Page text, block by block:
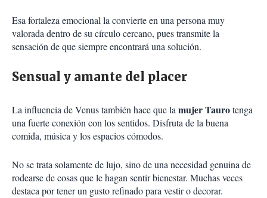
Esa fortaleza emocional la convierte en una persona muy
valorada dentro de su círculo cercano, pues transmite la
sensación de que siempre encontrará una solución.
Sensual y amante del placer
La influencia de Venus también hace que lamujer Taurotenga
una fuerte conexión con los sentidos. Disfruta de la buena
comida, música y los espacios cómodos.
No se trata solamente de lujo, sino de una necesidad genuina de
rodearse de cosas que le hagan sentir bienestar. Muchas veces
destaca por tener un gusto refinado para vestir o decorar.